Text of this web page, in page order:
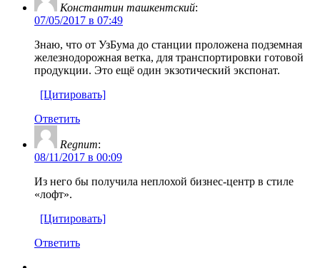
Константин ташкентский:
07/05/2017 в 07:49
Знаю, что от УзБума до станции проложена подземная
железнодорожная ветка, для транспортировки готовой
продукции. Это ещё один экзотический экспонат.
[Цитировать]
Ответить
Regnum:
08/11/2017 в 00:09
Из него бы получила неплохой бизнес-центр в стиле
«лофт».
[Цитировать]
Ответить